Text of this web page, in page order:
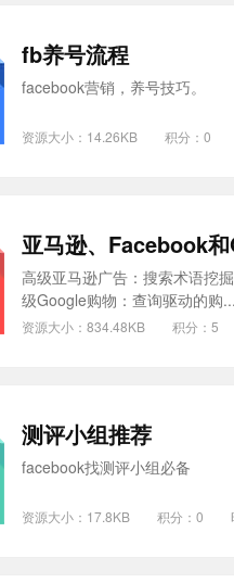
fb养号流程
facebook营销，养号技巧。
资源大小：14.26KB 积分：0
亚马逊、Facebook
高级亚马逊广告：搜索术语挖
级Google购物：查询驱动的购...
资源大小：834.48KB 积分：5
测评小组推荐
facebook找测评小组必备
资源大小：17.8KB 积分：0